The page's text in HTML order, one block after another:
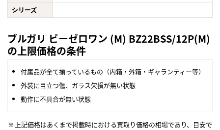
シリーズ
ブルガリ ビーゼロワン (M) BZ22BSS/12P(M)
の上限価格の条件
付属品が全て揃っているもの（内箱・外箱・ギャランティー等）
外装に目立つ傷、ガラス欠損が無い状態
動作に不具合が無い状態
上記価格はあくまで掲載時における買取り価格の相場であり、目安で